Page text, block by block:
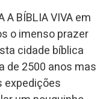
A BÍBLIA VIVA em
o imenso prazer
cidade bíblica
de 2500 anos mas
expedições